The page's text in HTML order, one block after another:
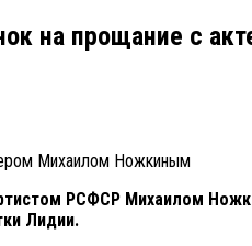
на прощание с
РСФСР Михаилом
Лидии.